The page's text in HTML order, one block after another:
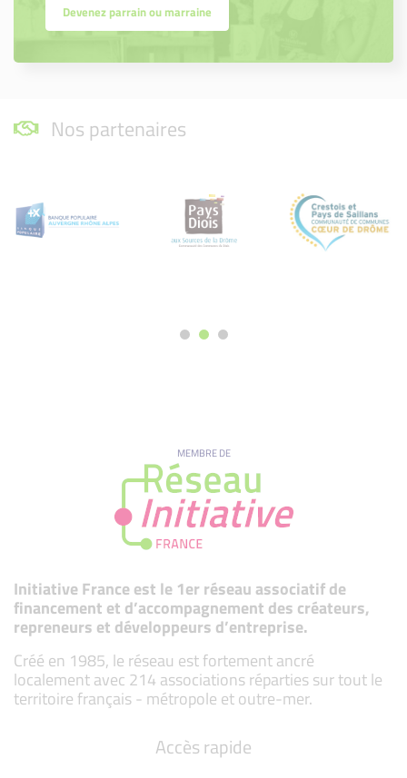
Devenez parrain ou marraine
Nos partenaires
MEMBRE DE
Initiative France est le 1er réseau associatif de
financement et d’accompagnement des créateurs,
repreneurs et développeurs d’entreprise.
Créé en 1985, le réseau est fortement ancré
localement avec 214 associations réparties sur tout le
territoire français - métropole et outre-mer.
Accès rapide